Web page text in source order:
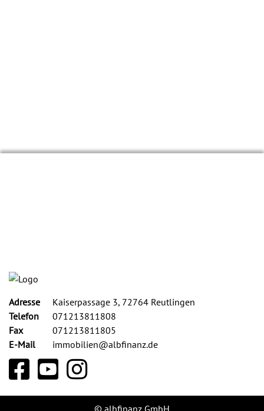
Adresse Kaiserpassage 3, 72764 Reutlingen
Telefon
071213811808
Fax
071213811805
E-Mail
immobilien@albfinanz.de
© albfinanz GmbH